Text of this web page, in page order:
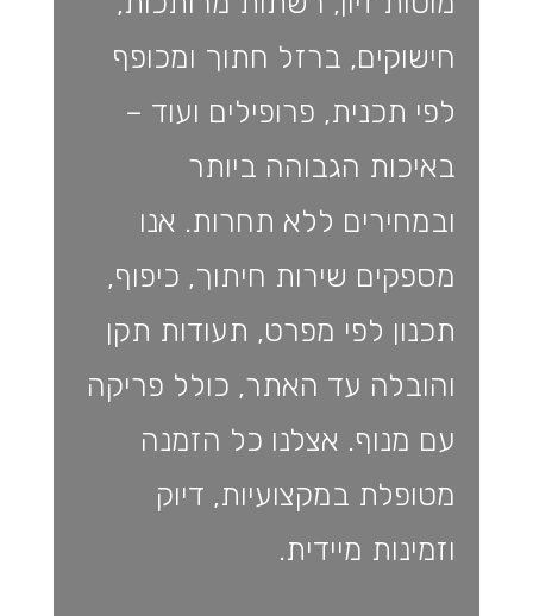
חישוקים, ברזל חתוך ומכופף
לפי תכנית, פרופילים ועוד –
באיכות הגבוהה ביותר
ובמחירים ללא תחרות. אנו
מספקים שירות חיתוך, כיפוף,
תכנון לפי מפרט, תעודות תקן
והובלה עד האתר, כולל פריקה
עם מנוף. אצלנו כל הזמנה
מטופלת במקצועיות, דיוק
וזמינות מיידית.